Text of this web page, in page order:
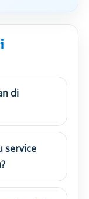
di
service